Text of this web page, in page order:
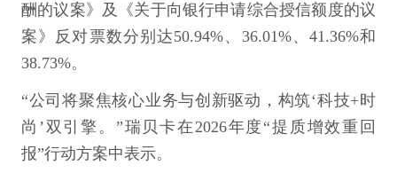
酬的议案》及《关于向银行申请综合授信额度的议
案》反对票数分别达50.94%、36.01%、41.36%和
38.73%。
“公司将聚焦核心业务与创新驱动，构筑‘科技+时
尚’双引擎。”瑞贝卡在2026年度“提质增效重回
报”行动方案中表示。